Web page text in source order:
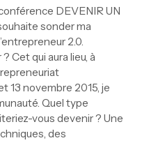
DEVENIR UN
sonder ma
2.0.
Cet qui aura lieu, à
13 novembre 2015, je
Quel type
vous devenir ? Une
des